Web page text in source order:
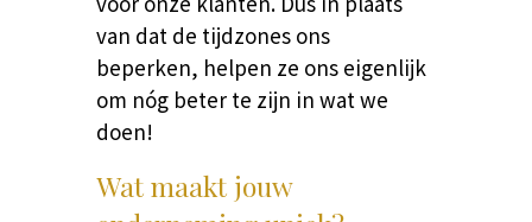
van dat de tijdzones ons
beperken, helpen ze ons eigenlijk
om nóg beter te zijn in wat we
doen!
Wat maakt jouw